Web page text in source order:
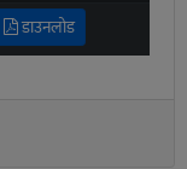
डाउनलोड